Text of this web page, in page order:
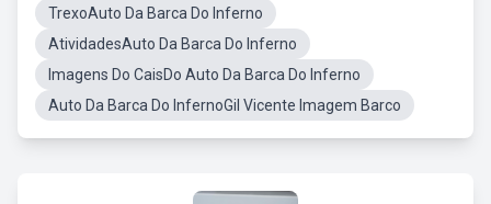
TrexoAuto Da Barca Do Inferno
AtividadesAuto Da Barca Do Inferno
Imagens Do CaisDo Auto Da Barca Do Inferno
Auto Da Barca Do InfernoGil Vicente Imagem Barco